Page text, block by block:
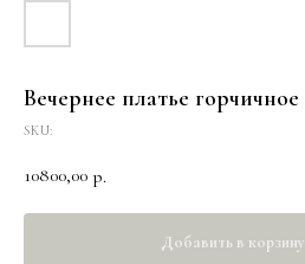
Вечернее платье горчичное
SKU:
10800,00 р.
Добавить в корзину